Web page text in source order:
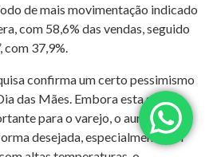
de mais movimentação indicado
com 58,6% das vendas, seguido
com 37,9%.
confirma um certo pessimismo
das Mães. Embora esta seja a
para o varejo, o aumento nas
desejada, especialmente em